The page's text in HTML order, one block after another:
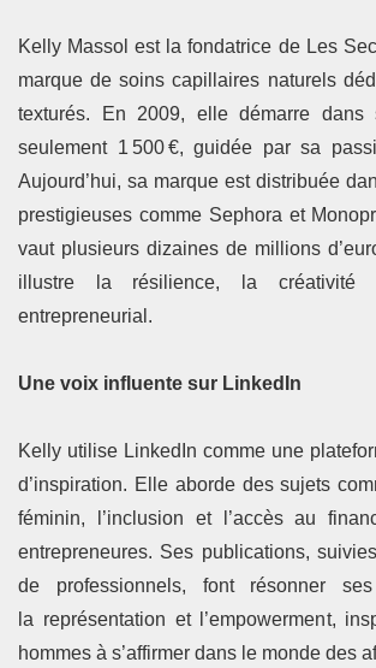
Kelly Massol est la fondatrice de Les
marque de soins capillaires naturels
texturés. En 2009, elle démarre dans
seulement 1 500 €, guidée par sa
Aujourd’hui, sa marque est distribuée
prestigieuses comme Sephora et
vaut plusieurs dizaines de millions
illustre la résilience, la créativité
entrepreneurial.
Une voix influente sur LinkedIn
Kelly utilise LinkedIn comme une
d’inspiration. Elle aborde des sujets
féminin, l’inclusion et l’accès au
entrepreneures. Ses publications,
de professionnels, font résonner
la représentation et l’empowerment,
hommes à s’affirmer dans le monde des